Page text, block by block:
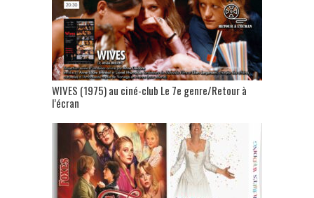
WIVES (1975) au ciné-club Le 7e genre/Retour à
l’écran